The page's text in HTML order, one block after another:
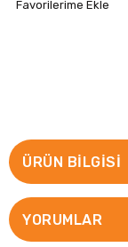
ÜRÜN BILGISI
YORUMLAR